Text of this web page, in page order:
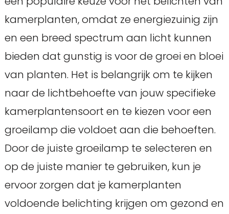
kamerplanten, omdat ze energiezuinig zijn
en een breed spectrum aan licht kunnen
bieden dat gunstig is voor de groei en bloei
van planten. Het is belangrijk om te kijken
naar de lichtbehoefte van jouw specifieke
kamerplantensoort en te kiezen voor een
groeilamp die voldoet aan die behoeften.
Door de juiste groeilamp te selecteren en
op de juiste manier te gebruiken, kun je
ervoor zorgen dat je kamerplanten
voldoende belichting krijgen om gezond en